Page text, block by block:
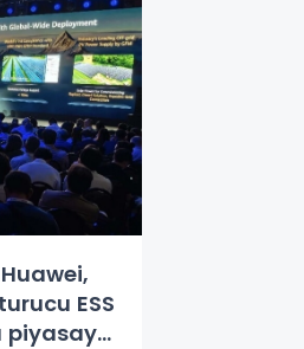
ESS
piyasaya